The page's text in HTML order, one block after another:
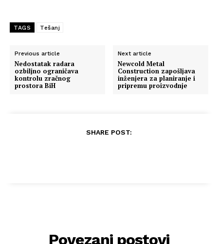
TAGS Tešanj
Previous article
Nedostatak radara
ozbiljno ograničava
kontrolu zračnog
prostora BiH
Next article
Newcold Metal
Construction zapošljava
inženjera za planiranje i
pripremu proizvodnje
SHARE POST:
Povezani postovi